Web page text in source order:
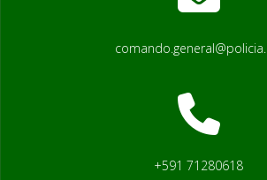
+591 71280618